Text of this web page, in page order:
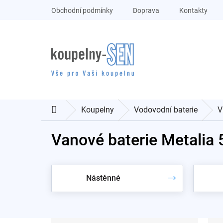
Obchodní podmínky Doprava Kontakty
DomůKoupelny Vodovodní baterie
Vanové baterie Metalia
Nástěnné